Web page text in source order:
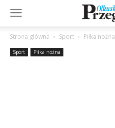
Strona główna Sport Piłka nożna
Sport Piłka nożna